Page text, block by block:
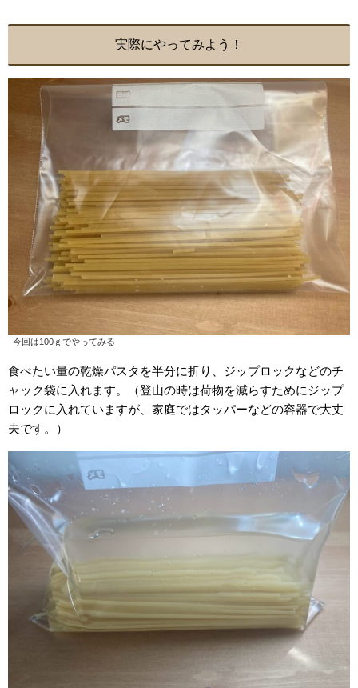
実際にやってみよう！
今回は100ｇでやってみる
食べたい量の乾燥パスタを半分に折り、ジップロックなどのチ
ャック袋に入れます。（登山の時は荷物を減らすためにジップ
ロックに入れていますが、家庭ではタッパーなどの容器で大丈
夫です。）